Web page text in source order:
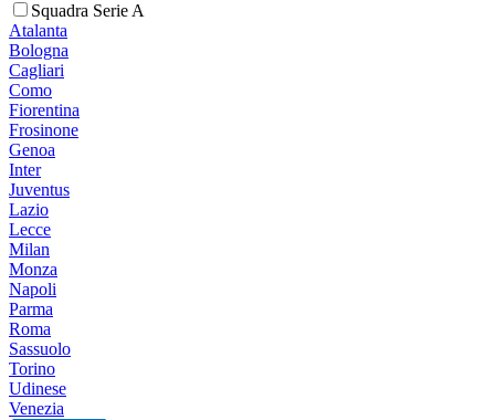
Squadra Serie A
Atalanta
Bologna
Cagliari
Como
Fiorentina
Frosinone
Genoa
Inter
Juventus
Lazio
Lecce
Milan
Monza
Napoli
Parma
Roma
Sassuolo
Torino
Udinese
Venezia